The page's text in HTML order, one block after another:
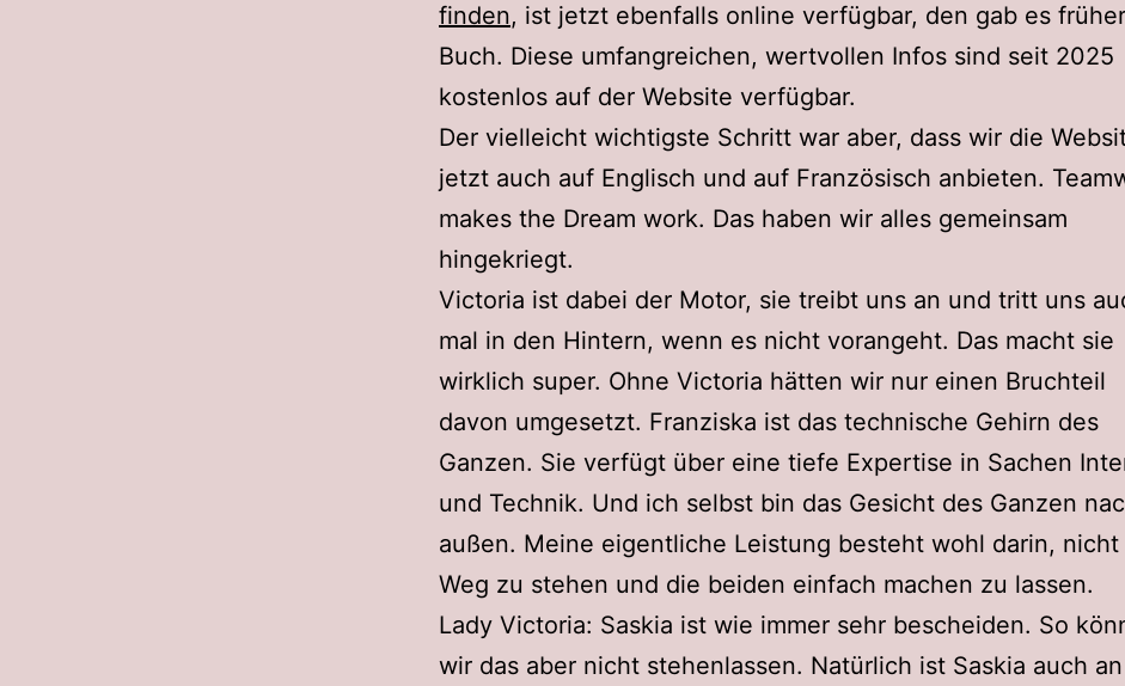
finden, ist jetzt ebenfalls online verfügbar, den gab es
Buch. Diese umfangreichen, wertvollen Infos sind seit 2025
kostenlos auf der Website verfügbar.
Der vielleicht wichtigste Schritt war aber, dass wir die
jetzt auch auf Englisch und auf Französisch anbieten.
makes the Dream work. Das haben wir alles gemeinsam
hingekriegt.
Victoria ist dabei der Motor, sie treibt uns an und tritt uns
mal in den Hintern, wenn es nicht vorangeht. Das macht sie
wirklich super. Ohne Victoria hätten wir nur einen Bruchteil
davon umgesetzt. Franziska ist das technische Gehirn des
Ganzen. Sie verfügt über eine tiefe Expertise in Sachen
und Technik. Und ich selbst bin das Gesicht des Ganzen
außen. Meine eigentliche Leistung besteht wohl darin, nicht
Weg zu stehen und die beiden einfach machen zu lassen.
Lady Victoria: Saskia ist wie immer sehr bescheiden. So
wir das aber nicht stehenlassen. Natürlich ist Saskia auch an